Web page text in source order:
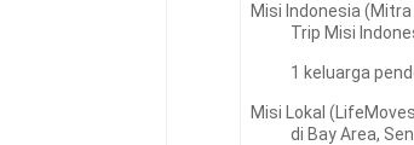
Misi Indonesia
Trip Misi
1 keluarga
Misi Lokal
di Bay Area,